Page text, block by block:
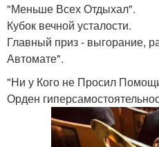
"Меньше Всех Отдыхал".
Кубок вечной усталости.
Главный приз - выгорание,
Автомате".
"Ни у Кого не Просил
Орден